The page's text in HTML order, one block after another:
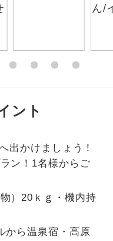
ント
出かけましょう！
ン！1名様からご
）20ｋｇ・機内持
から温泉宿・高原
ことができます。